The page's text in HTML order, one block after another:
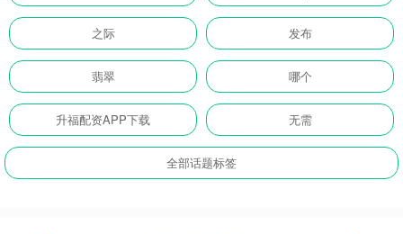
之际 发布
翡翠 哪个
升福配资APP下载 无需
全部话题标签